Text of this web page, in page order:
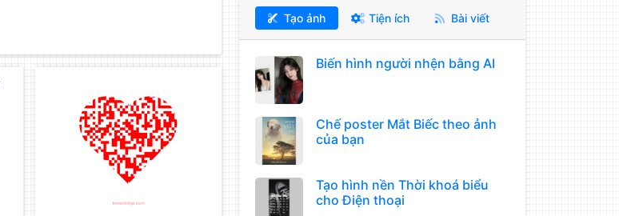
Tạo ảnh Tiện ích Bài viết
Biến hình người nhện bằng AI
Chế poster Mắt Biếc theo ảnh
của bạn
Tạo hình nền Thời khoá biểu
cho Điện thoại